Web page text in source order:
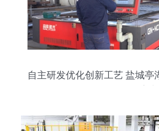
自主研发优化创新工艺 盐城亭